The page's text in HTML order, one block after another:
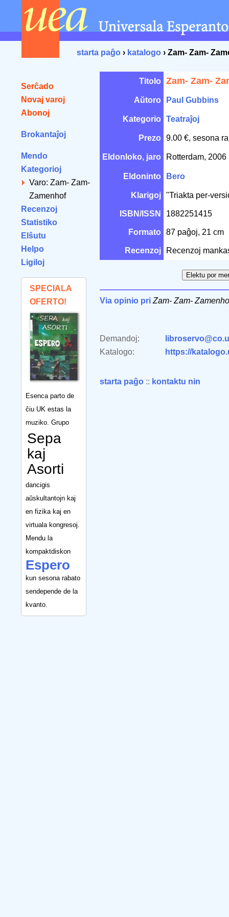
starta paĝo › katalogo › Zam- Zam-
Serĉado
Novaj varoj
Abonoj
Brokantaĵoj
Mendo
Kategorioj
Varo: Zam- Zam-
Zamenhof
Recenzoj
Statistiko
Elŝutu
Helpo
Ligiloj
SPECIALA
OFERTO!
Esenca parto de
ĉiu UK estas la
muziko. Grupo
Sepa
kaj
Asorti
dancigis
aŭskultantojn kaj
en fizika kaj en
virtuala kongresoj.
Mendu la
kompaktdiskon
Espero
kun sesona rabato
sendepende de la
kvanto.
Titolo Zam- Zam-
Aŭtoro Paul Gubbins
Kategorio Teatraĵoj
Prezo 9.00 €, sesona
Eldonloko, jaro Rotterdam, 2006
Eldoninto Bero
Klarigoj "Triakta per-
ISBN/ISSN 1882251415
Formato 87 paĝoj, 21 cm
Recenzoj Recenzoj
Via opinio pri Zam- Zam-
Demandoj:
Katalogo:
https://
starta paĝo :: kontaktu nin